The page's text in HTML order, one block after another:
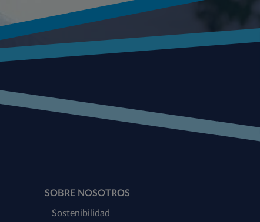
SOBRE NOSOTROS
Sostenibilidad